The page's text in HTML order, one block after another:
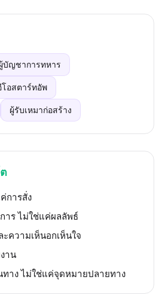
บัญชาการทหาร
อสตาร์ทอัพ
ผู้รับเหมาก่อสร้าง
การสั่ง
ร ไม่ใช่แค่ผลลัพธ์
วามเห็นอกเห็นใจ
าน
ทาง ไม่ใช่แค่จุดหมายปลายทาง